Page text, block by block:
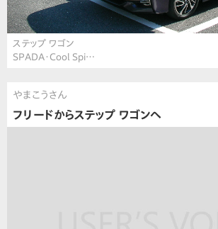
ステップ ワゴン
SPADA・Cool Spi…
やまこうさん
フリードからステップ ワゴンへ